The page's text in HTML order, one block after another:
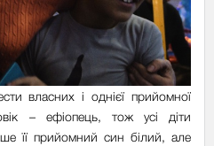
власних і однієї прийомної
– ефіопець, тож усі діти
її прийомний син білий, але